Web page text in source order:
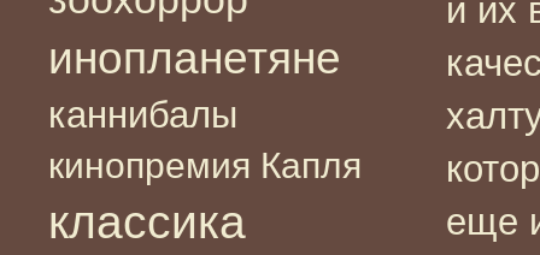
инопланетяне
каннибалы
кинопремия Капля
классика
и их
еще